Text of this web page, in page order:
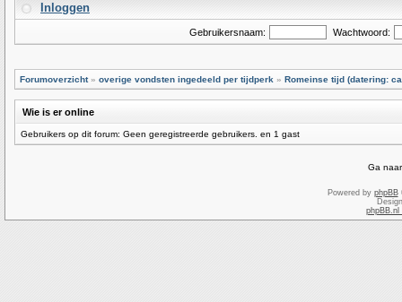
Inloggen
Gebruikersnaam: Wachtwoord:
Forumoverzicht» overige vondsten ingedeeld per tijdperk » Romeinse tijd (datering:
Wie is er online
Gebruikers op dit forum: Geen geregistreerde gebruikers. en 1 gast
Ga
Powered by phpBB
phpBB.nl